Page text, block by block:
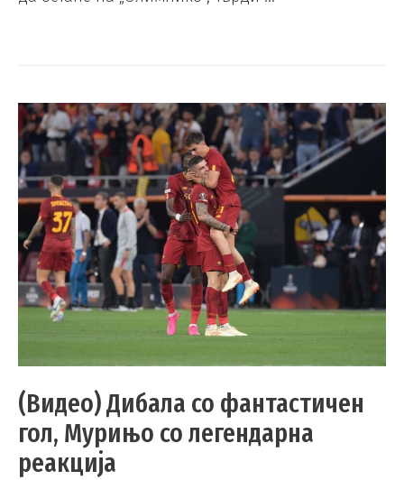
(Видео) Дибала со фантастичен
гол, Мурињо со легендарна
реакција